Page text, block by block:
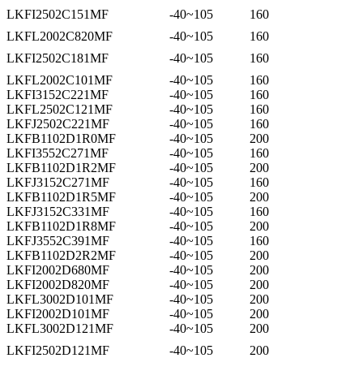
LKFI2502C151MF
-40~105
160
LKFL2002C820MF
-40~105
160
LKFI2502C181MF
-40~105
160
LKFL2002C101MF
-40~105
160
LKFI3152C221MF
-40~105
160
LKFL2502C121MF
-40~105
160
LKFJ2502C221MF
-40~105
160
LKFB1102D1R0MF
-40~105
200
LKFI3552C271MF
-40~105
160
LKFB1102D1R2MF
-40~105
200
LKFJ3152C271MF
-40~105
160
LKFB1102D1R5MF
-40~105
200
LKFJ3152C331MF
-40~105
160
LKFB1102D1R8MF
-40~105
200
LKFJ3552C391MF
-40~105
160
LKFB1102D2R2MF
-40~105
200
LKFI2002D680MF
-40~105
200
LKFI2002D820MF
-40~105
200
LKFL3002D101MF
-40~105
200
LKFI2002D101MF
-40~105
200
LKFL3002D121MF
-40~105
200
LKFI2502D121MF
-40~105 200